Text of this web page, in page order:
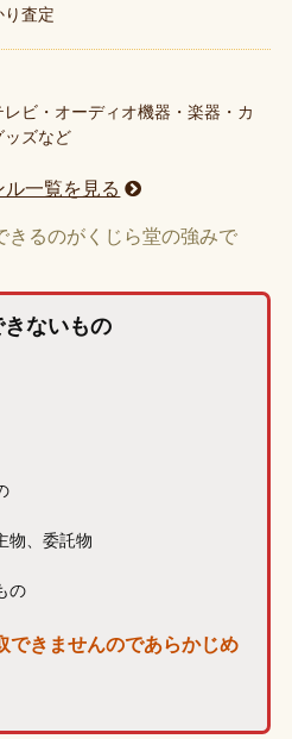
り査定
ビ・オーディオ機器・楽器・カ
ッズなど
ル一覧を見る
きるのがくじら堂の強みで
きないもの
物、委託物
の
できませんのであらかじめ